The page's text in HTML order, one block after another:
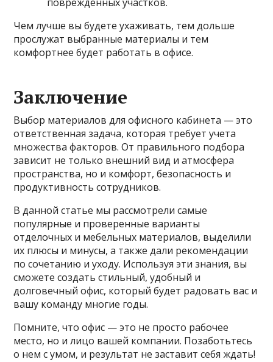
Чем лучше вы будете ухаживать, тем дольше
прослужат выбранные материалы и тем
комфортнее будет работать в офисе.
Заключение
Выбор материалов для офисного кабинета — это
ответственная задача, которая требует учета
множества факторов. От правильного подбора
зависит не только внешний вид и атмосфера
пространства, но и комфорт, безопасность и
продуктивность сотрудников.
В данной статье мы рассмотрели самые
популярные и проверенные варианты
отделочных и мебельных материалов, выделили
их плюсы и минусы, а также дали рекомендации
по сочетанию и уходу. Используя эти знания, вы
сможете создать стильный, удобный и
долговечный офис, который будет радовать вас и
вашу команду многие годы.
Помните, что офис — это не просто рабочее
место, но и лицо вашей компании. Позаботьтесь
о нем с умом, и результат не заставит себя ждать!